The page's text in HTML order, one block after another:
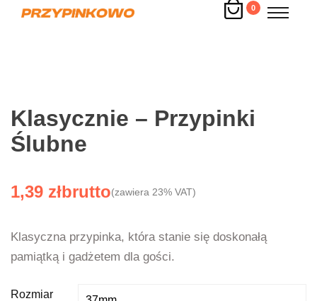
0
Klasycznie – Przypinki
Ślubne
1,39 zł (zawiera 23% VAT)
Klasyczna przypinka, która stanie się doskonałą
pamiątką i gadżetem dla gości.
Rozmiar